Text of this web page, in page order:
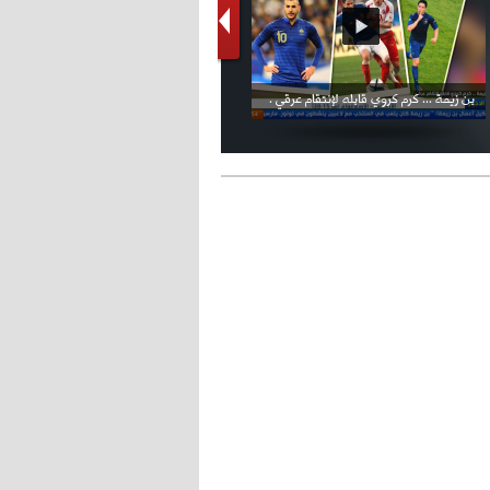
12:47
- 2021/08/15
دزيكو يُصر على راتب شهر جويلية
ويعرقل انتقاله إلى الإنتير
12:43
- 2021/08/15
لوبيز(رئيس بوردو): "صفقة عدلي مع
فيديو الإعلان الرسمي عن شعار بطولة كأس
العالم FIFA قطر 2022